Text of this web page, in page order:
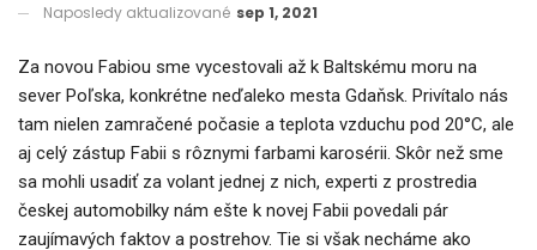
Naposledy aktualizované sep 1, 2021
Za novou Fabiou sme vycestovali až k Baltskému moru na
sever Poľska, konkrétne neďaleko mesta Gdaňsk. Privítalo nás
tam nielen zamračené počasie a teplota vzduchu pod 20°C, ale
aj celý zástup Fabii s rôznymi farbami karosérii. Skôr než sme
sa mohli usadiť za volant jednej z nich, experti z prostredia
českej automobilky nám ešte k novej Fabii povedali pár
zaujímavých faktov a postrehov. Tie si však necháme ako